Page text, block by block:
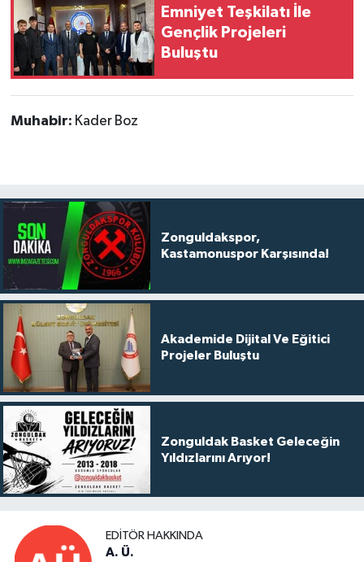
Emniyet Teşkilatı İle
Gençlik Projeleri
Buluştu
Muhabir: Kader Boz
Zonguldakspor,
Kastamonuspor Karşısında!
Akademide Dijital Ve Eğitici
Projeler Buluştu
Zonguldak Basket Geleceğin
Yıldızlarını Arıyor!
EDITÖR HAKKINDA
A. Ü.